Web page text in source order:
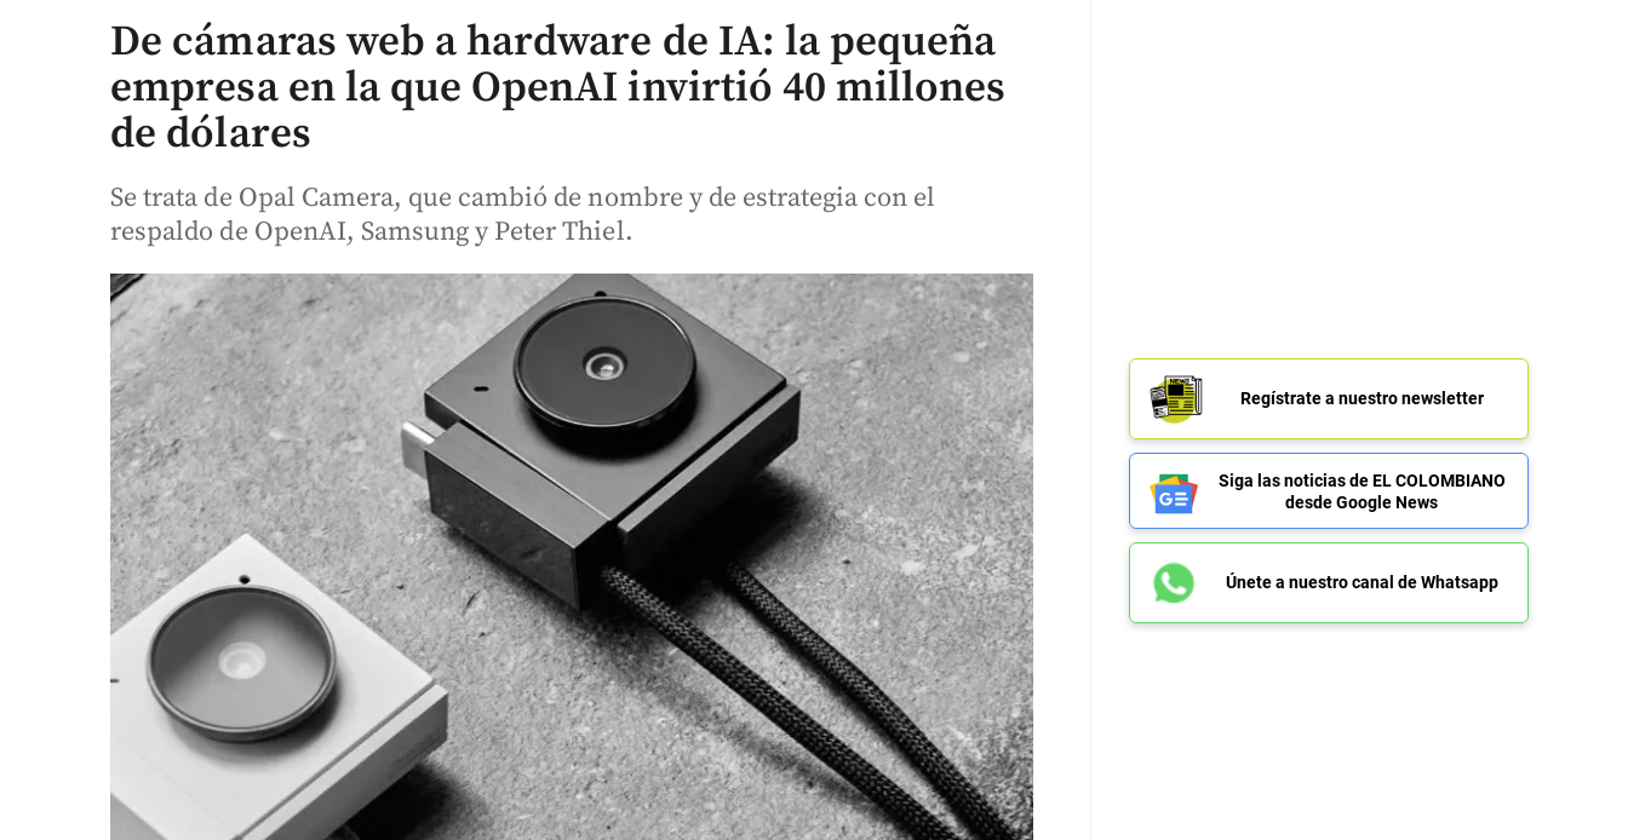
De cámaras web a hardware de IA: la pequeña
empresa en la que OpenAI invirtió 40 millones
de dólares
Se trata de Opal Camera, que cambió de nombre y de estrategia con el
respaldo de OpenAI, Samsung y Peter Thiel.
Regístrate a nuestro newsletter
Siga las noticias de EL COLOMBIANO
desde Google News
Únete a nuestro canal de Whatsapp